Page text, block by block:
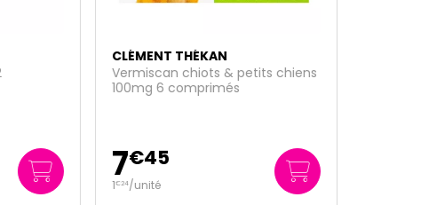
chiens
CLÉMENT THÉKAN
Strantel vermifuge chat 4
comprimés
8€95
2€24/unité